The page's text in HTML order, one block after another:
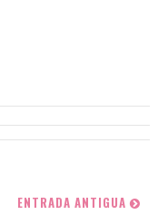
ENTRADA ANTIGUA